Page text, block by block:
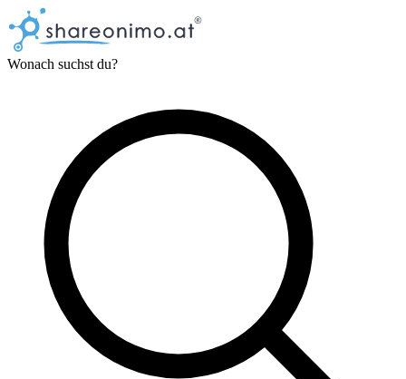
Wonach suchst du?